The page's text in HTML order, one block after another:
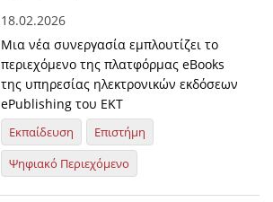
18.02.2026
Μια νέα συνεργασία εμπλουτίζει το
περιεχόμενο της πλατφόρμας eBooks
της υπηρεσίας ηλεκτρονικών εκδόσεων
ePublishing του ΕΚΤ
Εκπαίδευση
Επιστήμη
Ψηφιακό Περιεχόμενο